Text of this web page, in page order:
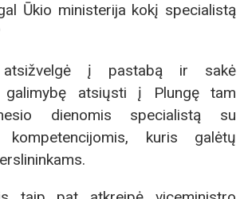
Ūkio ministerija kokį specialistą
į pastabą ir sakė
galimybę atsiųsti į Plungę tam
dienomis specialistą su
kompetencijomis, kuris galėtų